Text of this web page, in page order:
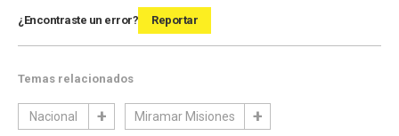
¿Encontraste un error? Reportar
Temas relacionados
Nacional Miramar Misiones